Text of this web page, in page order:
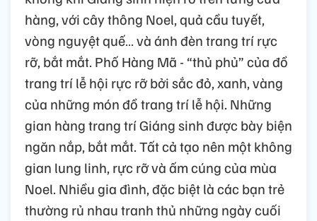
hàng, với cây thông Noel, quả cầu tuyết,
vòng nguyệt quế… và ánh đèn trang trí rực
rỡ, bắt mắt. Phố Hàng Mã - “thủ phủ” của đồ
trang trí lễ hội rực rỡ bởi sắc đỏ, xanh, vàng
của những món đồ trang trí lễ hội. Những
gian hàng trang trí Giáng sinh được bày biện
ngăn nắp, bắt mắt. Tất cả tạo nên một không
gian lung linh, rực rỡ và ấm cúng của mùa
Noel. Nhiều gia đình, đặc biệt là các bạn trẻ
thường rủ nhau tranh thủ những ngày cuối